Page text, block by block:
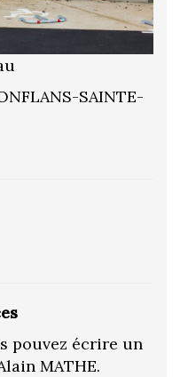
SAINTE-
pouvez écrire un
MATHE.